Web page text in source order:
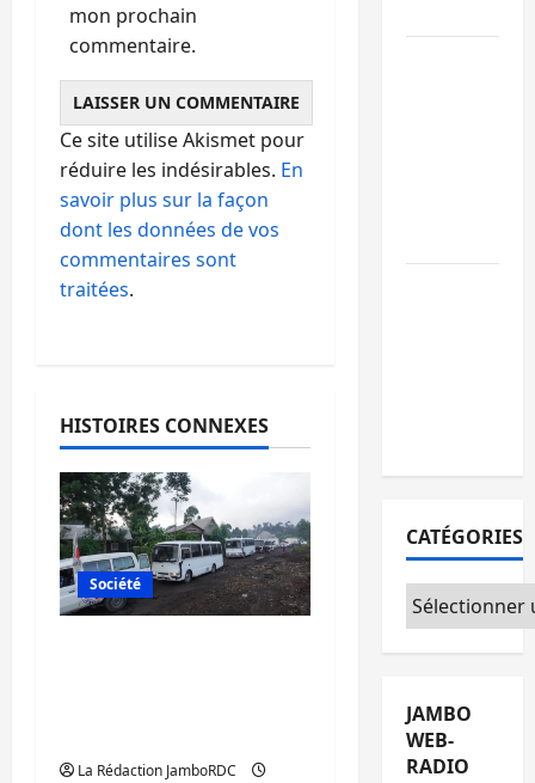
mon prochain
commentaire.
Ce site utilise Akismet pour
réduire les indésirables. En
savoir plus sur la façon
dont les données de vos
commentaires sont
traitées.
HISTOIRES CONNEXES
Société
La Rédaction JamboRDC
CATÉGORIES
Catégories
JAMBO
WEB-
RADIO